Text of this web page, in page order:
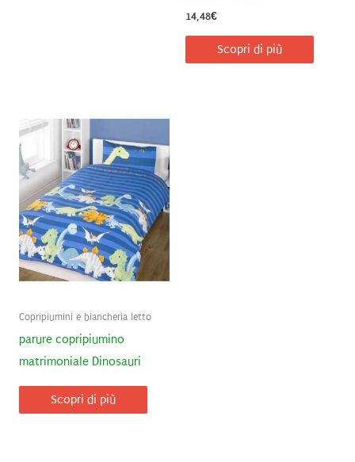
14,48€
Scopri di più
Copripiumini e biancheria letto
parure copripiumino
matrimoniale Dinosauri
Scopri di più